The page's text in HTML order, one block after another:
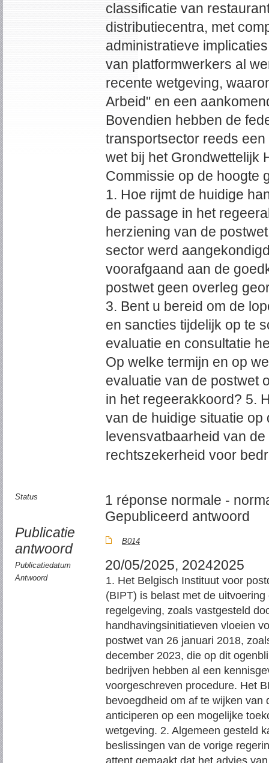
classificatie van
distributiecentra, met
administratieve
van platformwerkers al
recente wetgeving,
Arbeid" en een
Bovendien hebben de
transportsector reeds
wet bij het Grondwettelijk
Commissie op de hoogte
1. Hoe rijmt de huidige
de passage in het
herziening van de
sector werd
voorafgaand aan de
postwet geen overleg
3. Bent u bereid om de
en sancties tijdelijk op te
evaluatie en consultatie
Op welke termijn en op
evaluatie van de postwet
in het regeerakkoord? 5.
van de huidige situatie op
levensvatbaarheid van
rechtszekerheid voor
Status
1 réponse normale -
Gepubliceerd antwoord
Publicatie
antwoord
B014
Publicatiedatum 20/05/2025, 20242025
Antwoord
1. Het Belgisch Instituut voor
(BIPT) is belast met de
regelgeving, zoals vastgesteld
handhavingsinitiatieven vloeien
postwet van 26 januari 2018,
december 2023, die op dit
bedrijven hebben al een
voorgeschreven procedure. Het
bevoegdheid om af te wijken van
anticiperen op een mogelijke
wetgeving. 2. Algemeen gesteld
beslissingen van de vorige
attent gemaakt dat het advies